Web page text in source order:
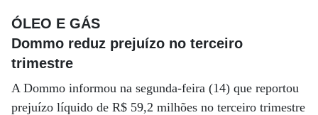
ÓLEO E GÁS
Dommo reduz prejuízo no terceiro
trimestre
A Dommo informou na segunda-feira (14) que reportou
prejuízo líquido de R$ 59,2 milhões no terceiro trimestre